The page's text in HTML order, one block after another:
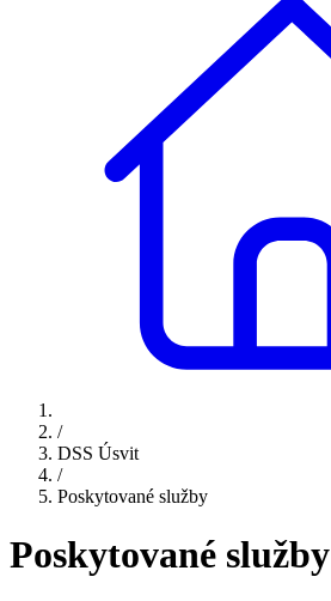
/
DSS Úsvit
/
Poskytované služby
Poskytované služby